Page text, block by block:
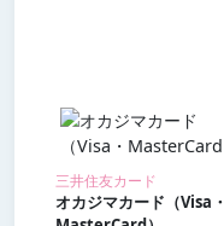
三井住友カード
オカジマカード（Visa・